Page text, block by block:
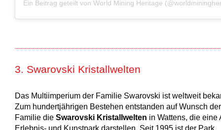
Ein Beitrag geteilt von World Mining Heritage
3. Swarovski Kristallwelten
Das Multiimperium der Familie Swarovski ist weltweit
Zum hundertjährigen Bestehen entstanden auf Wunsch der
Familie die Swarovski Kristallwelten in Wattens, die eine